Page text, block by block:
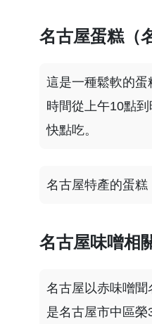
名古屋蛋糕（
這是一種鬆軟的
時間從上午10點
快點吃。
名古屋特產的蛋糕
名古屋味噌相
名古屋以赤味噌
是名古屋市中區榮